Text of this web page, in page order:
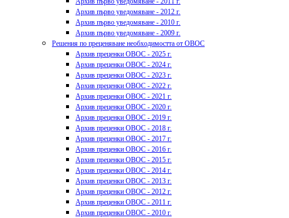
Архив първо уведомяване - 2012 г.
Архив първо уведомяване - 2010 г.
Архив първо уведомяване - 2009 г.
Решения по преценяване необходимостта от ОВОС
Архив преценки ОВОС - 2025 г.
Архив преценки ОВОС - 2024 г.
Архив преценки ОВОС - 2023 г.
Архив преценки ОВОС - 2022 г.
Архив преценки ОВОС - 2021 г.
Архив преценки ОВОС - 2020 г.
Архив преценки ОВОС - 2019 г.
Архив преценки ОВОС - 2018 г.
Архив преценки ОВОС - 2017 г.
Архив преценки ОВОС - 2016 г.
Архив преценки ОВОС - 2015 г.
Архив преценки ОВОС - 2014 г.
Архив преценки ОВОС - 2013 г.
Архив преценки ОВОС - 2012 г.
Архив преценки ОВОС - 2011 г.
Архив преценки ОВОС - 2010 г.